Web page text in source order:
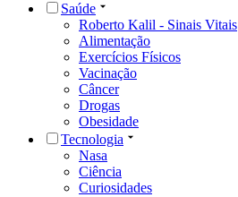
Saúde
Roberto Kalil - Sinais Vitais
Alimentação
Exercícios Físicos
Vacinação
Câncer
Drogas
Obesidade
Tecnologia
Nasa
Ciência
Curiosidades